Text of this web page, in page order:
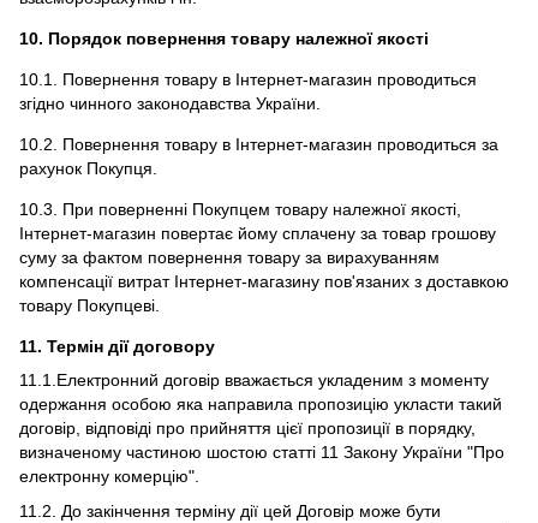
10. Порядок повернення товару належної якості
10.1. Повернення товару в Інтернет-магазин проводиться
згідно чинного законодавства України.
10.2. Повернення товару в Інтернет-магазин проводиться за
рахунок Покупця.
10.3. При поверненні Покупцем товару належної якості,
Інтернет-магазин повертає йому сплачену за товар грошову
суму за фактом повернення товару за вирахуванням
компенсації витрат Інтернет-магазину пов'язаних з доставкою
товару Покупцеві.
11. Термін дії договору
11.1.Електронний договір вважається укладеним з моменту
одержання особою яка направила пропозицію укласти такий
договір, відповіді про прийняття цієї пропозиції в порядку,
визначеному частиною шостою статті 11 Закону України "Про
електронну комерцію".
11.2. До закінчення терміну дії цей Договір може бути